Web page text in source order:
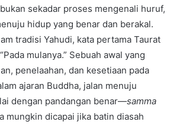
sekadar proses mengenali huruf,
hidup yang benar dan berakal.
tradisi Yahudi, kata pertama Taurat
mulanya.” Sebuah awal yang
penelaahan, dan kesetiaan pada
ajaran Buddha, jalan menuju
dengan pandangan benar—samma
mungkin dicapai jika batin diasah